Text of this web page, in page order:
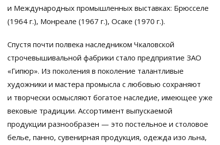
и Международных промышленных выставках: Брюсселе
(1964 г.), Монреале (1967 г.), Осаке (1970 г.).
Спустя почти полвека наследником Чкаловской
строчевышивальной фабрики стало предприятие ЗАО
«Гипюр». Из поколения в поколение талантливые
художники и мастера промысла с любовью сохраняют
и творчески осмысляют богатое наследие, имеющее уже
вековые традиции. Ассортимент выпускаемой
продукции разнообразен — это постельное и столовое
белье, панно, сувенирная продукция, одежда изо льна,